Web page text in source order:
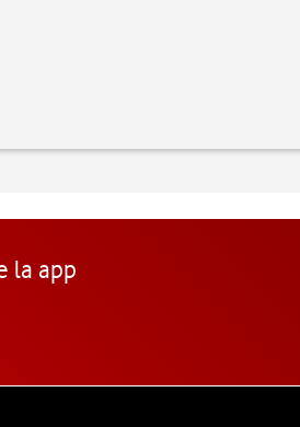
la app